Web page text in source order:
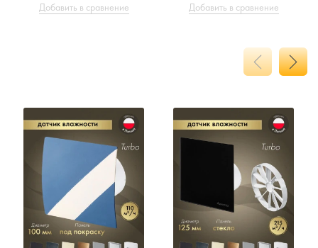
Добавить в сравнение Добавить в сравнение